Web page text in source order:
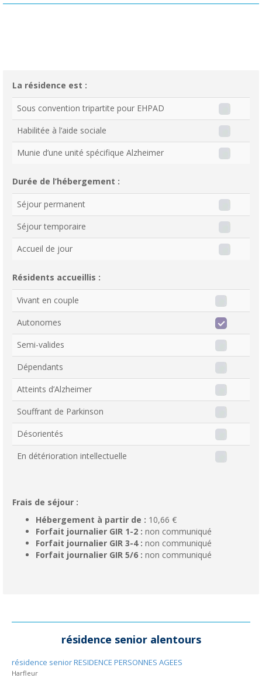
La résidence est :
Sous convention tripartite pour EHPAD
Habilitée à l’aide sociale
Munie d’une unité spécifique Alzheimer
Durée de l’hébergement :
Séjour permanent
Séjour temporaire
Accueil de jour
Résidents accueillis :
Vivant en couple
Autonomes
Semi-valides
Dépendants
Atteints d’Alzheimer
Souffrant de Parkinson
Désorientés
En détérioration intellectuelle
Frais de séjour :
Hébergement à partir de : 10,66 €
Forfait journalier GIR 1-2 : non communiqué
Forfait journalier GIR 3-4 : non communiqué
Forfait journalier GIR 5/6 : non communiqué
résidence senior alentours
résidence senior RESIDENCE PERSONNES AGEES
Harfleur